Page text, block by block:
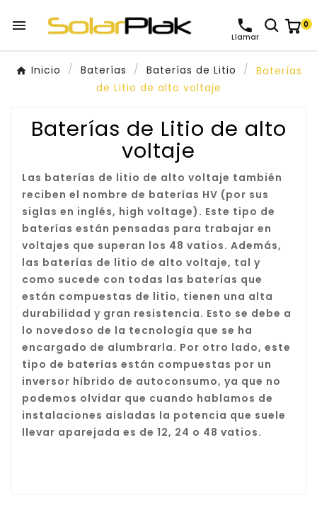

Llamar
0
Inicio Baterías Baterías de Litio
Baterías
de Litio de alto voltaje
Baterías de Litio de alto
voltaje
Las baterías de litio de alto voltaje también
reciben el nombre de baterías HV (por sus
siglas en inglés, high voltage). Este tipo de
baterías están pensadas para trabajar en
voltajes que superan los 48 vatios. Además,
las baterías de litio de alto voltaje, tal y
como sucede con todas las baterías que
están compuestas de litio, tienen una alta
durabilidad y gran resistencia. Esto se debe a
lo novedoso de la tecnología que se ha
encargado de alumbrarla. Por otro lado, este
tipo de baterías están compuestas por un
inversor híbrido de autoconsumo, ya que no
podemos olvidar que cuando hablamos de
instalaciones aisladas la potencia que suele
llevar aparejada es de 12, 24 o 48 vatios.